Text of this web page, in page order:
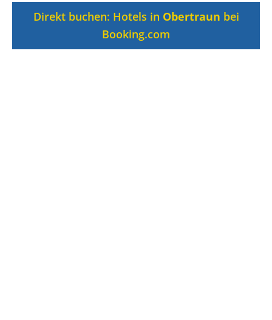
Direkt buchen: Hotels in Obertraun bei
Booking.com